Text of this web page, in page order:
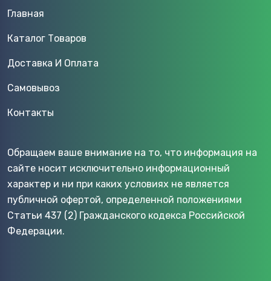
Главная
Каталог Товаров
Доставка И Оплата
Самовывоз
Контакты
Обращаем ваше внимание на то, что информация на
сайте носит исключительно информационный
характер и ни при каких условиях не является
публичной офертой, определенной положениями
Статьи 437 (2) Гражданского кодекса Российской
Федерации.